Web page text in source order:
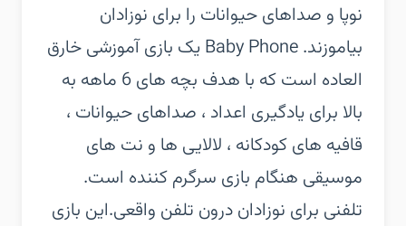
نوپا و صداهای حیوانات را برای نوزادان
بیاموزند. Baby Phone یک بازی آموزشی خارق
العاده است که با هدف بچه های 6 ماهه به
بالا برای یادگیری اعداد ، صداهای حیوانات ،
قافیه های کودکانه ، لالایی ها و نت های
موسیقی هنگام بازی سرگرم کننده است.
تلفنی برای نوزادان درون تلفن واقعی.‏این بازی